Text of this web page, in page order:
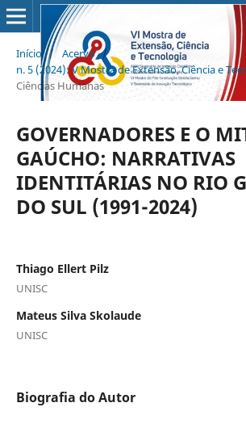
Início / Acervo /
n. 5 (2024): V Mostra de Extensão, Ciência e
Ciências Humanas
GOVERNADORES E O
GAÚCHO: NARRATIVAS
IDENTITÁRIAS NO RIO
DO SUL (1991-2024)
Thiago Ellert Pilz
UNISC
Mateus Silva Skolaude
UNISC
Biografia do Autor